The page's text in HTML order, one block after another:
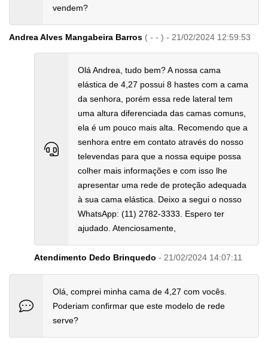
vendem?
Andrea Alves Mangabeira Barros ( - - ) - 21/02/2024 12:59:53
Olá Andrea, tudo bem? A nossa cama
elástica de 4,27 possui 8 hastes com a cama
da senhora, porém essa rede lateral tem
uma altura diferenciada das camas comuns,
ela é um pouco mais alta. Recomendo que a
senhora entre em contato através do nosso
televendas para que a nossa equipe possa
colher mais informações e com isso lhe
apresentar uma rede de proteção adequada
à sua cama elástica. Deixo a segui o nosso
WhatsApp: (11) 2782-3333. Espero ter
ajudado. Atenciosamente,
Atendimento Dedo Brinquedo - 21/02/2024 14:07:11
Olá, comprei minha cama de 4,27 com vocês.
Poderiam confirmar que este modelo de rede
serve?